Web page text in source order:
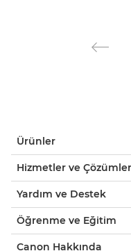
Ürünler
Hizmetler ve Çözümler
Yardım ve Destek
Öğrenme ve Eğitim
Canon Hakkında